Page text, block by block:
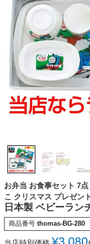
お弁当 お食事セット 7
こ クリスマス プレゼン
日本製 ベビーラン
商品番号 thomas-BG-280